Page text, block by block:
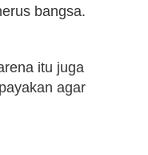
bangsa.
itu juga
agar